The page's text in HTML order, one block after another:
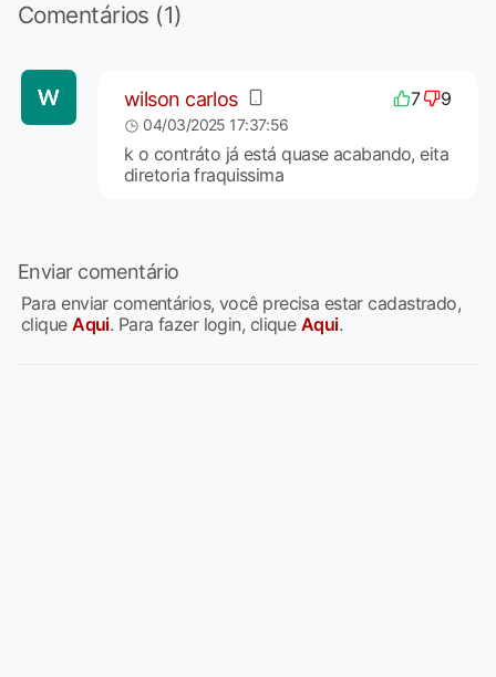
Comentários (1)
wilson carlos 7 9
04/03/2025 17:37:56
k o contráto já está quase acabando, eita
diretoria fraquissima
Enviar comentário
Para enviar comentários, você precisa estar cadastrado,
cliqueAqui. Para fazer login, clique Aqui.